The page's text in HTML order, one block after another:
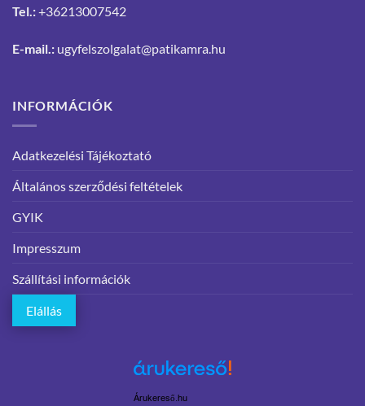
Tel.:+36213007542
E-mail.: ugyfelszolgalat@patikamra.hu
INFORMÁCIÓK
Adatkezelési Tájékoztató
Általános szerződési feltételek
GYIK
Impresszum
Szállítási információk
Elállás
Árukereső.hu